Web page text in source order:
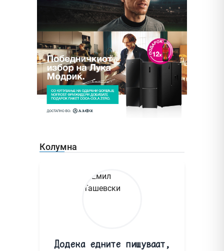
Колумна
Додека едните пишуваат,